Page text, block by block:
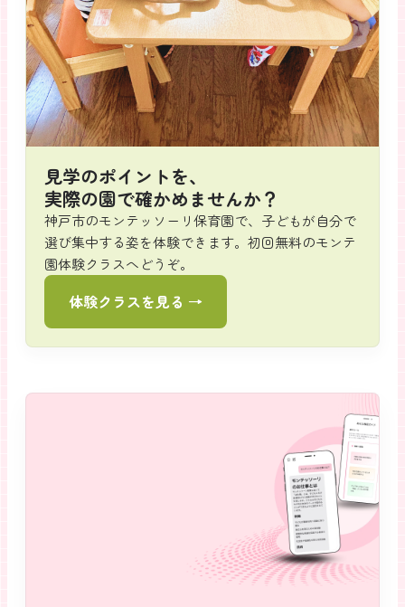
見学のポイントを、
実際の園で確かめませんか？
神戸市のモンテッソーリ保育園で、子どもが自分で
選び集中する姿を体験できます。初回無料のモンテ
園体験クラスへどうぞ。
体験クラスを見る →